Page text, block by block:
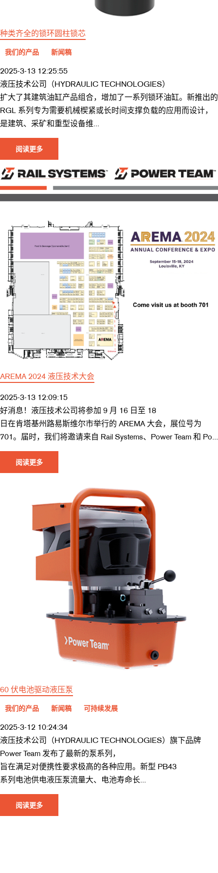
种类齐全的锁环圆柱锁芯
我们的产品 新闻稿
2025-3-13 12:25:55
液压技术公司（HYDRAULIC TECHNOLOGIES）
扩大了其建筑油缸产品组合，增加了一系列锁环油缸。新推出的
RGL 系列专为需要机械楔紧或长时间支撑负载的应用而设计，
是建筑、采矿和重型设备维...
阅读更多
AREMA 2024 液压技术大会
2025-3-13 12:09:15
好消息！液压技术公司将参加 9 月 16 日至 18
日在肯塔基州路易斯维尔市举行的 AREMA 大会，展位号为
701。届时，我们将邀请来自 Rail Systems、Power Team 和 Po...
阅读更多
60 伏电池驱动液压泵
我们的产品 新闻稿 可持续发展
2025-3-12 10:24:34
液压技术公司（HYDRAULIC TECHNOLOGIES）旗下品牌
Power Team 发布了最新的泵系列，
旨在满足对便携性要求极高的各种应用。新型 PB43
系列电池供电液压泵流量大、电池寿命长...
阅读更多